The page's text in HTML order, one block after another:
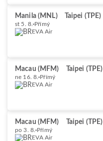
Manila (MNL) Taipei (TPE)
st 5. 8. Přímý
EVA Air
Macau (MFM) Taipei (TPE)
ne 16. 8. Přímý
EVA Air
Macau (MFM) Taipei (TPE)
po 3. 8. Přímý
EVA Air